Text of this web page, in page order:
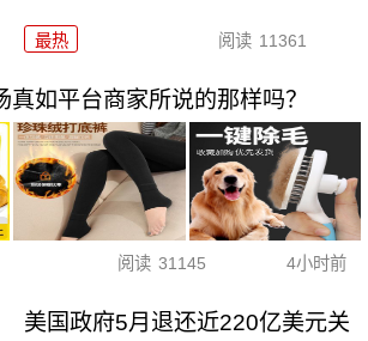
最热 阅读 11361
真如平台商家所说的那样吗？
阅读 31145 4小时前
美国政府5月退还近220亿美元关